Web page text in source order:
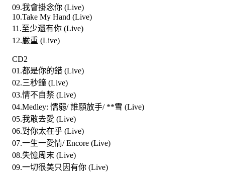
09.我會掛念你 (Live)
10.Take My Hand (Live)
11.至少還有你 (Live)
12.嚴重 (Live)
CD2
01.都是你的錯 (Live)
02.三秒鐘 (Live)
03.情不自禁 (Live)
04.Medley: 懦弱/ 誰願放手/ **雪 (Live)
05.我敢去愛 (Live)
06.對你太在乎 (Live)
07.一生一愛情/ Encore (Live)
08.失憶周末 (Live)
09.一切很美只因有你 (Live)